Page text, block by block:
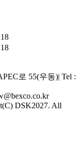
로 55(우동)| Tel :
DSK2027. All